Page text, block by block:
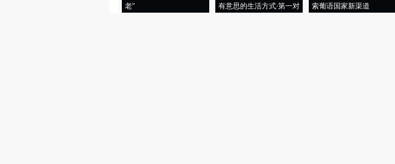
老”
有意思的生活方式·第一对
索葡语国家新渠道